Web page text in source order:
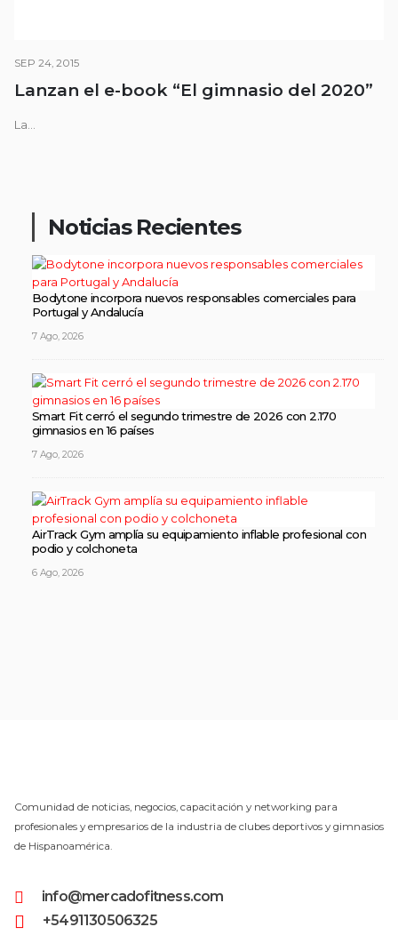
SEP 24, 2015
Lanzan el e-book “El gimnasio del 2020”
La...
Noticias Recientes
Bodytone incorpora nuevos responsables comerciales para
Portugal y Andalucía
7 Ago, 2026
Smart Fit cerró el segundo trimestre de 2026 con 2.170
gimnasios en 16 países
7 Ago, 2026
AirTrack Gym amplía su equipamiento inflable profesional con
podio y colchoneta
6 Ago, 2026
Comunidad de noticias, negocios, capacitación y networking para
profesionales y empresarios de la industria de clubes deportivos y gimnasios
de Hispanoamérica.
info@mercadofitness.com
+5491130506325